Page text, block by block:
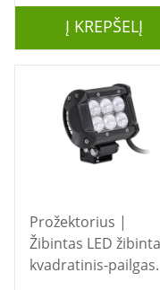
Į KREPŠELĮ
Prožektorius |
Žibintas LED žibintas,
kvadratinis-pailgas